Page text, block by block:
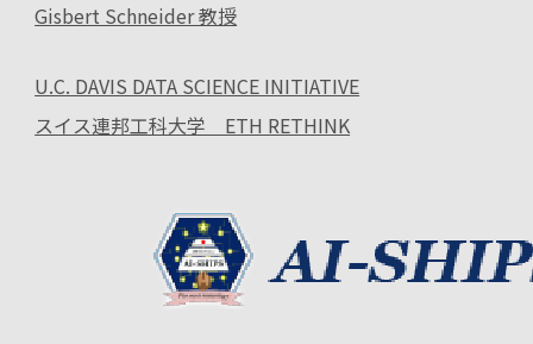
Gisbert Schneider 教授
U.C. DAVIS DATA SCIENCE INITIATIVE
スイス連邦工科大学 ETH RETHINK